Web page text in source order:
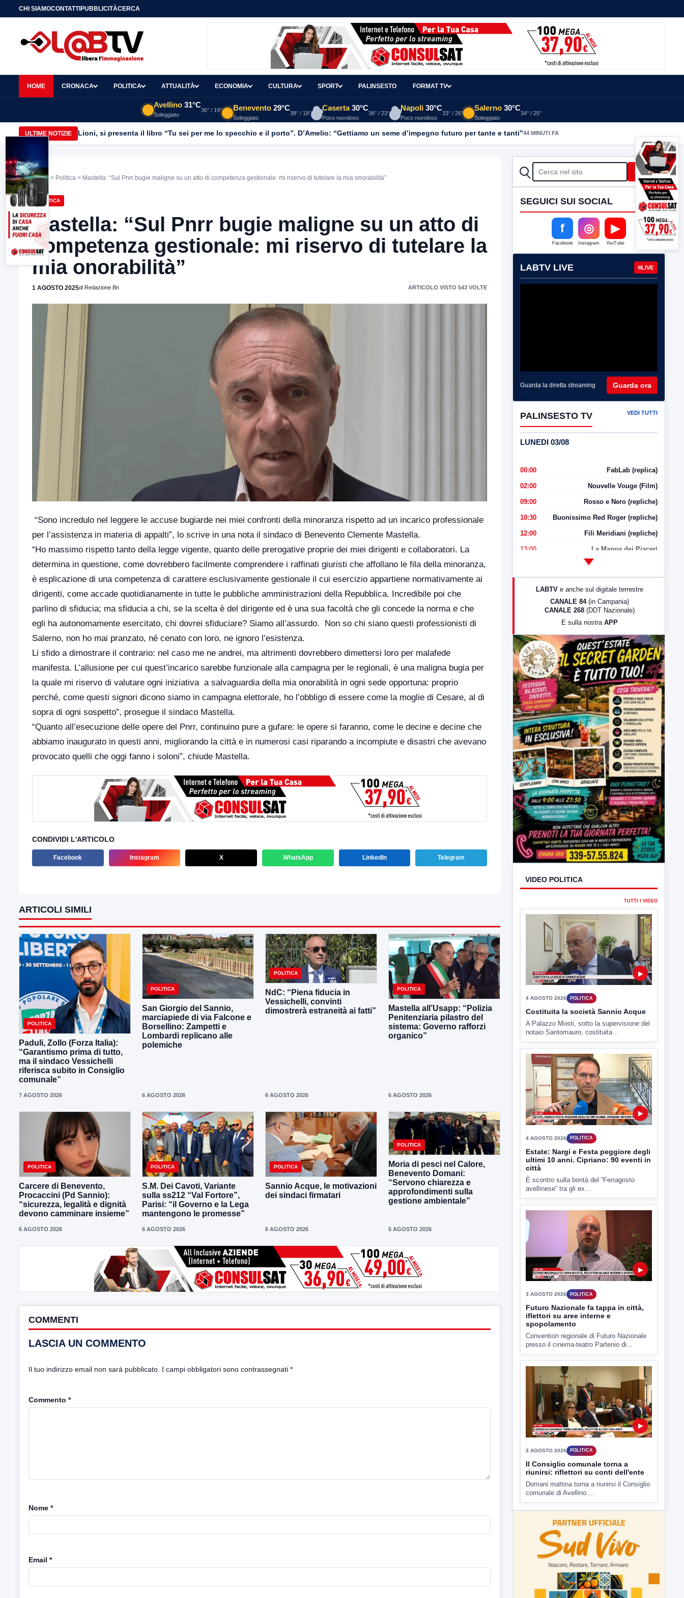
CHI SIAMOCONTATTIPUBBLICITÀCERCA
HOME CRONACA POLITICA ATTUALITÀ ECONOMIA CULTURA SPORT PALINSESTO FORMAT TV
Avellino 31°C
Soleggiato
36° / 19° Benevento 29°C
Soleggiato
38° / 18°
Caserta 30°C
Poco nuvoloso
36° / 23°
Napoli 30°C
Poco nuvoloso
33° / 26°
Salerno 30°C
Soleggiato
34° / 25°
ULTIME NOTIZIE Lioni, si presenta il libro “Tu sei per me lo specchio e il porto”. D’Amelio: “Gettiamo un seme d’impegno futuro per tante e tanti”44 MINUTI FA
Home > Politica > Mastella: “Sul Pnrr bugie maligne su un atto di competenza gestionale: mi riservo di tutelare la mia onorabilità”
POLITICA
Mastella: “Sul Pnrr bugie maligne su un atto di
competenza gestionale: mi riservo di tutelare la
mia onorabilità”
1 AGOSTO 2025di Redazione Bn ARTICOLO VISTO 543 VOLTE
“Sono incredulo nel leggere le accuse bugiarde nei miei confronti della minoranza rispetto ad un incarico professionale
per l’assistenza in materia di appalti”, lo scrive in una nota il sindaco di Benevento Clemente Mastella.
“Ho massimo rispetto tanto della legge vigente, quanto delle prerogative proprie dei miei dirigenti e collaboratori. La
determina in questione, come dovrebbero facilmente comprendere i raffinati giuristi che affollano le fila della minoranza,
è esplicazione di una competenza di carattere esclusivamente gestionale il cui esercizio appartiene normativamente ai
dirigenti, come accade quotidianamente in tutte le pubbliche amministrazioni della Repubblica. Incredibile poi che
parlino di sfiducia; ma sfiducia a chi, se la scelta è del dirigente ed è una sua facoltà che gli concede la norma e che
egli ha autonomamente esercitato, chi dovrei sfiduciare? Siamo all’assurdo. Non so chi siano questi professionisti di
Salerno, non ho mai pranzato, né cenato con loro, ne ignoro l’esistenza.
Li sfido a dimostrare il contrario: nel caso me ne andrei, ma altrimenti dovrebbero dimettersi loro per malafede
manifesta. L’allusione per cui quest’incarico sarebbe funzionale alla campagna per le regionali, è una maligna bugia per
la quale mi riservo di valutare ogni iniziativa a salvaguardia della mia onorabilità in ogni sede opportuna: proprio
perché, come questi signori dicono siamo in campagna elettorale, ho l’obbligo di essere come la moglie di Cesare, al di
sopra di ogni sospetto”, prosegue il sindaco Mastella.
“Quanto all’esecuzione delle opere del Pnrr, continuino pure a gufare: le opere si faranno, come le decine e decine che
abbiamo inaugurato in questi anni, migliorando la città e in numerosi casi riparando a incompiute e disastri che avevano
provocato quelli che oggi fanno i soloni”, chiude Mastella.
CONDIVIDI L'ARTICOLO
Facebook Instagram X WhatsApp LinkedIn Telegram
ARTICOLI SIMILI
POLITICA
Paduli, Zollo (Forza Italia):
“Garantismo prima di tutto,
ma il sindaco Vessichelli
riferisca subito in Consiglio
comunale”
7 AGOSTO 2026
POLITICA
San Giorgio del Sannio,
marciapiede di via Falcone e
Borsellino: Zampetti e
Lombardi replicano alle
polemiche
6 AGOSTO 2026
POLITICA
NdC: “Piena fiducia in
Vessichelli, convinti
dimostrerà estraneità ai fatti”
6 AGOSTO 2026
POLITICA
Mastella all’Usapp: “Polizia
Penitenziaria pilastro del
sistema: Governo rafforzi
organico”
6 AGOSTO 2026
POLITICA
Carcere di Benevento,
Procaccini (Pd Sannio):
“sicurezza, legalità e dignità
devono camminare insieme”
6 AGOSTO 2026
POLITICA
S.M. Dei Cavoti, Variante
sulla ss212 “Val Fortore”,
Parisi: “il Governo e la Lega
mantengono le promesse”
6 AGOSTO 2026
POLITICA
Sannio Acque, le motivazioni
dei sindaci firmatari
6 AGOSTO 2026
POLITICA
Moria di pesci nel Calore,
Benevento Domani:
“Servono chiarezza e
approfondimenti sulla
gestione ambientale”
5 AGOSTO 2026
COMMENTI
LASCIA UN COMMENTO
Il tuo indirizzo email non sarà pubblicato. I campi obbligatori sono contrassegnati *
Commento *
Nome *
Email *
CERCA Cerca
SEGUICI SUI SOCIAL
f
Facebook
◎
Instagram
▶
YouTube
LABTV LIVE LIVE
Guarda la diretta streaming Guarda ora
PALINSESTO TV VEDI TUTTI
LUNEDI 03/08
00:00 FabLab (replica)
02:00 Nouvelle Vouge (Film)
09:00 Rosso e Nero (repliche)
10:30 Buonissimo Red Roger (repliche)
12:00 Fili Meridiani (repliche)
13:00 La Mappa dei Piaceri
LabNews (Diretta)
23:00 LabNews (replica)
LABTV e anche sul digitale terrestre
CANALE 84 (in Campania)
CANALE 268 (DDT Nazionale)
E sulla nostra APP
TUTTI I VIDEO
4 AGOSTO 2026 POLITICA
A Palazzo Mosti, sotto la supervisione del
notaio Santomauro, costituita...
4 AGOSTO 2026 POLITICA
Estate: Nargi e Festa peggiore degli
ultimi 10 anni. Cipriano: 90 eventi in
È scontro sulla bontà del “Ferragosto
avellinese” tra gli ex...
3 AGOSTO 2026 POLITICA
Futuro Nazionale fa tappa in città,
iflettori su aree interne e
Convention regionale di Futuro Nazionale
presso il cinema-teatro Partenio di...
Il Consiglio comunale torna a
Domani mattina torna a riunirsi il Consiglio
comunale di Avellino....